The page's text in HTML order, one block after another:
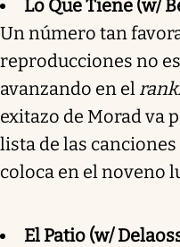
Lo Que Tiene (w/
Un número tan
reproducciones no
avanzando en el
exitazo de Morad va
lista de las canciones
coloca en el noveno
El Patio (w/